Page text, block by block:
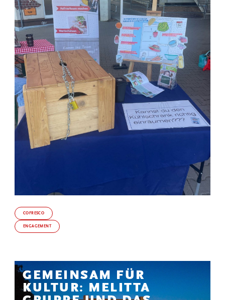
COFRESCO
ENGAGEMENT
GEMEINSAM FÜR
KULTUR: MELITTA